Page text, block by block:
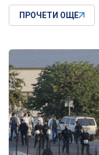
ПРОЧЕТИ ОЩЕ